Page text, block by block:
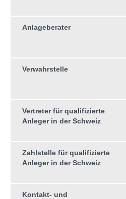
Anlageberater
Verwahrstelle
Vertreter für qualifizierte
Anleger in der Schweiz
Zahlstelle für qualifizierte
Anleger in der Schweiz
Kontakt- und